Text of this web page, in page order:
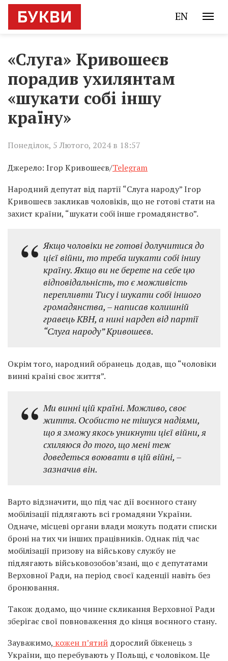
EN
«Слуга» Кривошеєв
порадив ухилянтам
«шукати собі іншу
країну»
Понеділок, 5 Лютого, 2024 в 18:57
Джерело: Ігор Кривошеєв/Telegram
Народний депутат від партії “Слуга народу” Ігор
Кривошеєв закликав чоловіків, що не готові стати на
захист країни, “шукати собі інше громадянство”.
Якщо чоловіки не готові долучитися до
цієї війни, то треба шукати собі іншу
країну. Якщо ви не берете на себе цю
відповідальність, то є можливість
перепливти Тису і шукати собі іншого
громадянства, – написав колишній
гравець КВН, а нині нардеп від партії
“Слуга народу” Кривошеєв.
Окрім того, народний обранець додав, що “чоловіки
винні країні своє життя”.
Ми винні цій країні. Можливо, своє
життя. Особисто не тішуся надіями,
що я зможу якось уникнути цієї війни, я
схиляюся до того, що мені теж
доведеться воювати в цій війні, –
зазначив він.
Варто відзначити, що під час дії воєнного стану
мобілізації підлягають всі громадяни України.
Одначе, місцеві органи влади можуть подати списки
броні на тих чи інших працівників. Однак під час
мобілізації призову на військову службу не
підлягають військовозобов’язані, що є депутатами
Верховної Ради, на період своєї каденції навіть без
бронювання.
Також додамо, що чинне скликання Верховної Ради
зберігає свої повноваження до кінця воєнного стану.
Зауважимо, кожен п’ятий дорослий біженець з
України, що перебувають у Польщі, є чоловіком. Це